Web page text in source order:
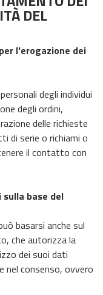
DEL
l'erogazione dei
degli individui
degli ordini,
delle richieste
di serie o richiami o
il contatto con
base del
basarsi anche sul
che autorizza la
dei suoi dati
nel consenso, ovvero